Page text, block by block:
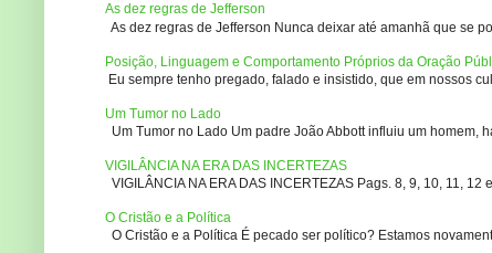
As dez regras de Jefferson
As dez regras de Jefferson Nunca deixar até amanhã que se
Posição, Linguagem e Comportamento Próprios da Oração
Eu sempre tenho pregado, falado e insistido, que em nossos
Um Tumor no Lado
Um Tumor no Lado Um padre João Abbott influiu um homem,
VIGILÂNCIA NA ERA DAS INCERTEZAS
VIGILÂNCIA NA ERA DAS INCERTEZAS Pags. 8, 9, 10, 11,
O Cristão e a Política
O Cristão e a Política É pecado ser político? Estamos